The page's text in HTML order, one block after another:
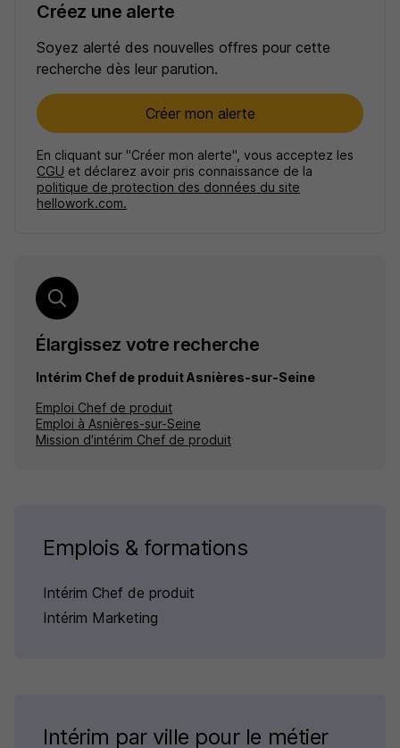
Créez une alerte
Soyez alerté des nouvelles offres pour cette
recherche dès leur parution.
Créer mon alerte
En cliquant sur "Créer mon alerte", vous acceptez les
CGU et déclarez avoir pris connaissance de la
politique de protection des données du site
hellowork.com.
Élargissez votre recherche
Intérim Chef de produit Asnières-sur-Seine
Emploi Chef de produit
Emploi à Asnières-sur-Seine
Mission d'intérim Chef de produit
Emplois & formations
Intérim Chef de produit
Intérim Marketing
Intérim par ville pour le métier